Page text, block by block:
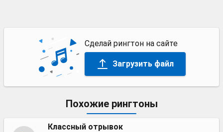
Сделай рингтон на сайте
Загрузить файл
Похожие рингтоны
Классный отрывок